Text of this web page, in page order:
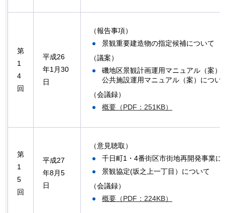
第
1
4
回
平成26
年1月30
日
（報告事項）
景観重要建造物の指定候補について
（議案）
磯地区景観計画運用マニュアル（案）
公共施設運用マニュアル（案）につい
（会議録）
概要（PDF：251KB）
第
1
5
回
平成27
年8月5
日
（意見聴取）
千日町1・4番街区市街地再開発事業に
景観協定(坂之上一丁目）について
（会議録）
概要（PDF：224KB）